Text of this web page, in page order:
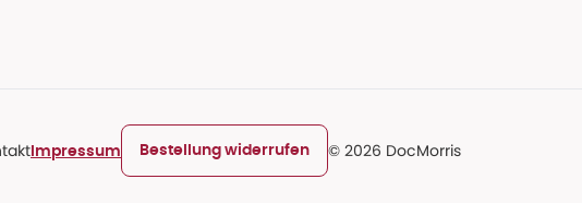
Impressum Bestellung widerrufen © 2026 DocMorris